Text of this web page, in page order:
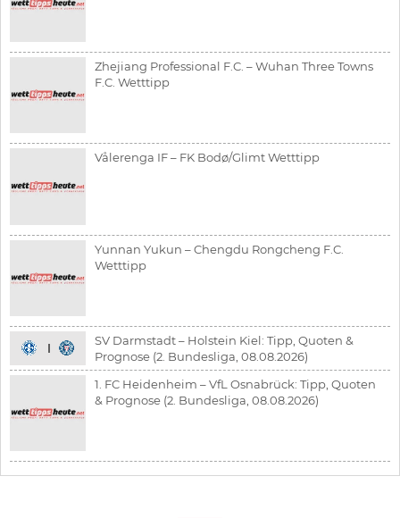
Zhejiang Professional F.C. – Wuhan Three Towns
F.C. Wetttipp
Vålerenga IF – FK Bodø/Glimt Wetttipp
Yunnan Yukun – Chengdu Rongcheng F.C.
Wetttipp
SV Darmstadt – Holstein Kiel: Tipp, Quoten &
Prognose (2. Bundesliga, 08.08.2026)
1. FC Heidenheim – VfL Osnabrück: Tipp, Quoten
& Prognose (2. Bundesliga, 08.08.2026)